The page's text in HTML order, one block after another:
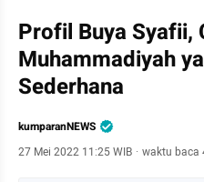
Profil Buya Syafii,
Muhammadiyah
Sederhana
kumparanNEWS
27 Mei 2022 11:25 WIB · waktu baca